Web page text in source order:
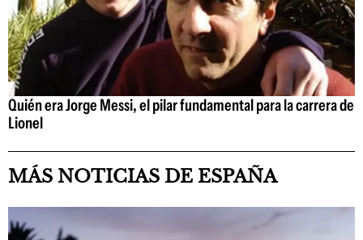
Quién era Jorge Messi, el pilar fundamental para la carrera de
Lionel
MÁS NOTICIAS DE ESPAÑA